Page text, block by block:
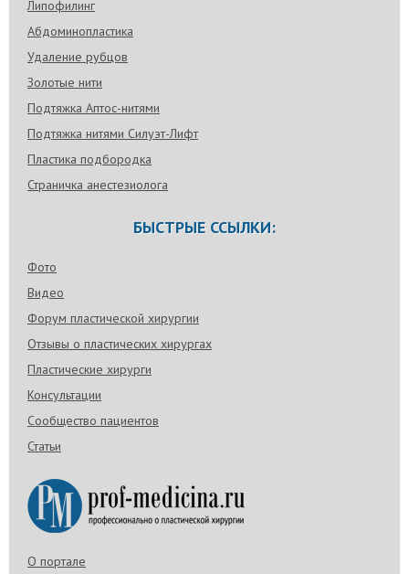
Липофилинг
Абдоминопластика
Удаление рубцов
Золотые нити
Подтяжка Аптос-нитями
Подтяжка нитями Силуэт-Лифт
Пластика подбородка
Страничка анестезиолога
БЫСТРЫЕ ССЫЛКИ:
Фото
Видео
Форум пластической хирургии
Отзывы о пластических хирургах
Пластические хирурги
Консультации
Сообщество пациентов
Статьи
О портале